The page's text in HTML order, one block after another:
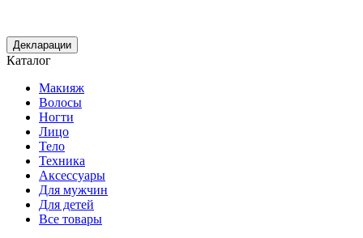
Декларации
Каталог
Макияж
Волосы
Ногти
Лицо
Тело
Техника
Аксессуары
Для мужчин
Для детей
Все товары